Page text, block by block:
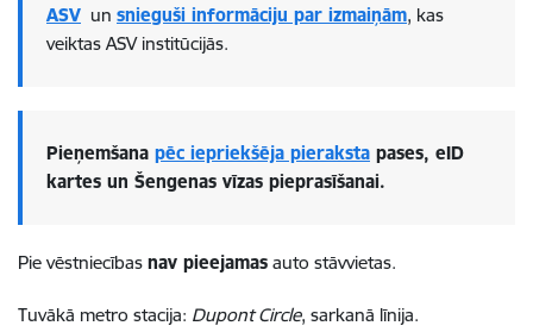
ASV un snieguši informāciju par izmaiņām, kas
veiktas ASV institūcijās.
Pieņemšana pēc iepriekšēja pieraksta pases, eID
kartes un Šengenas vīzas pieprasīšanai.
Pie vēstniecības nav pieejamas auto stāvvietas.
Tuvākā metro stacija: Dupont Circle, sarkanā līnija.